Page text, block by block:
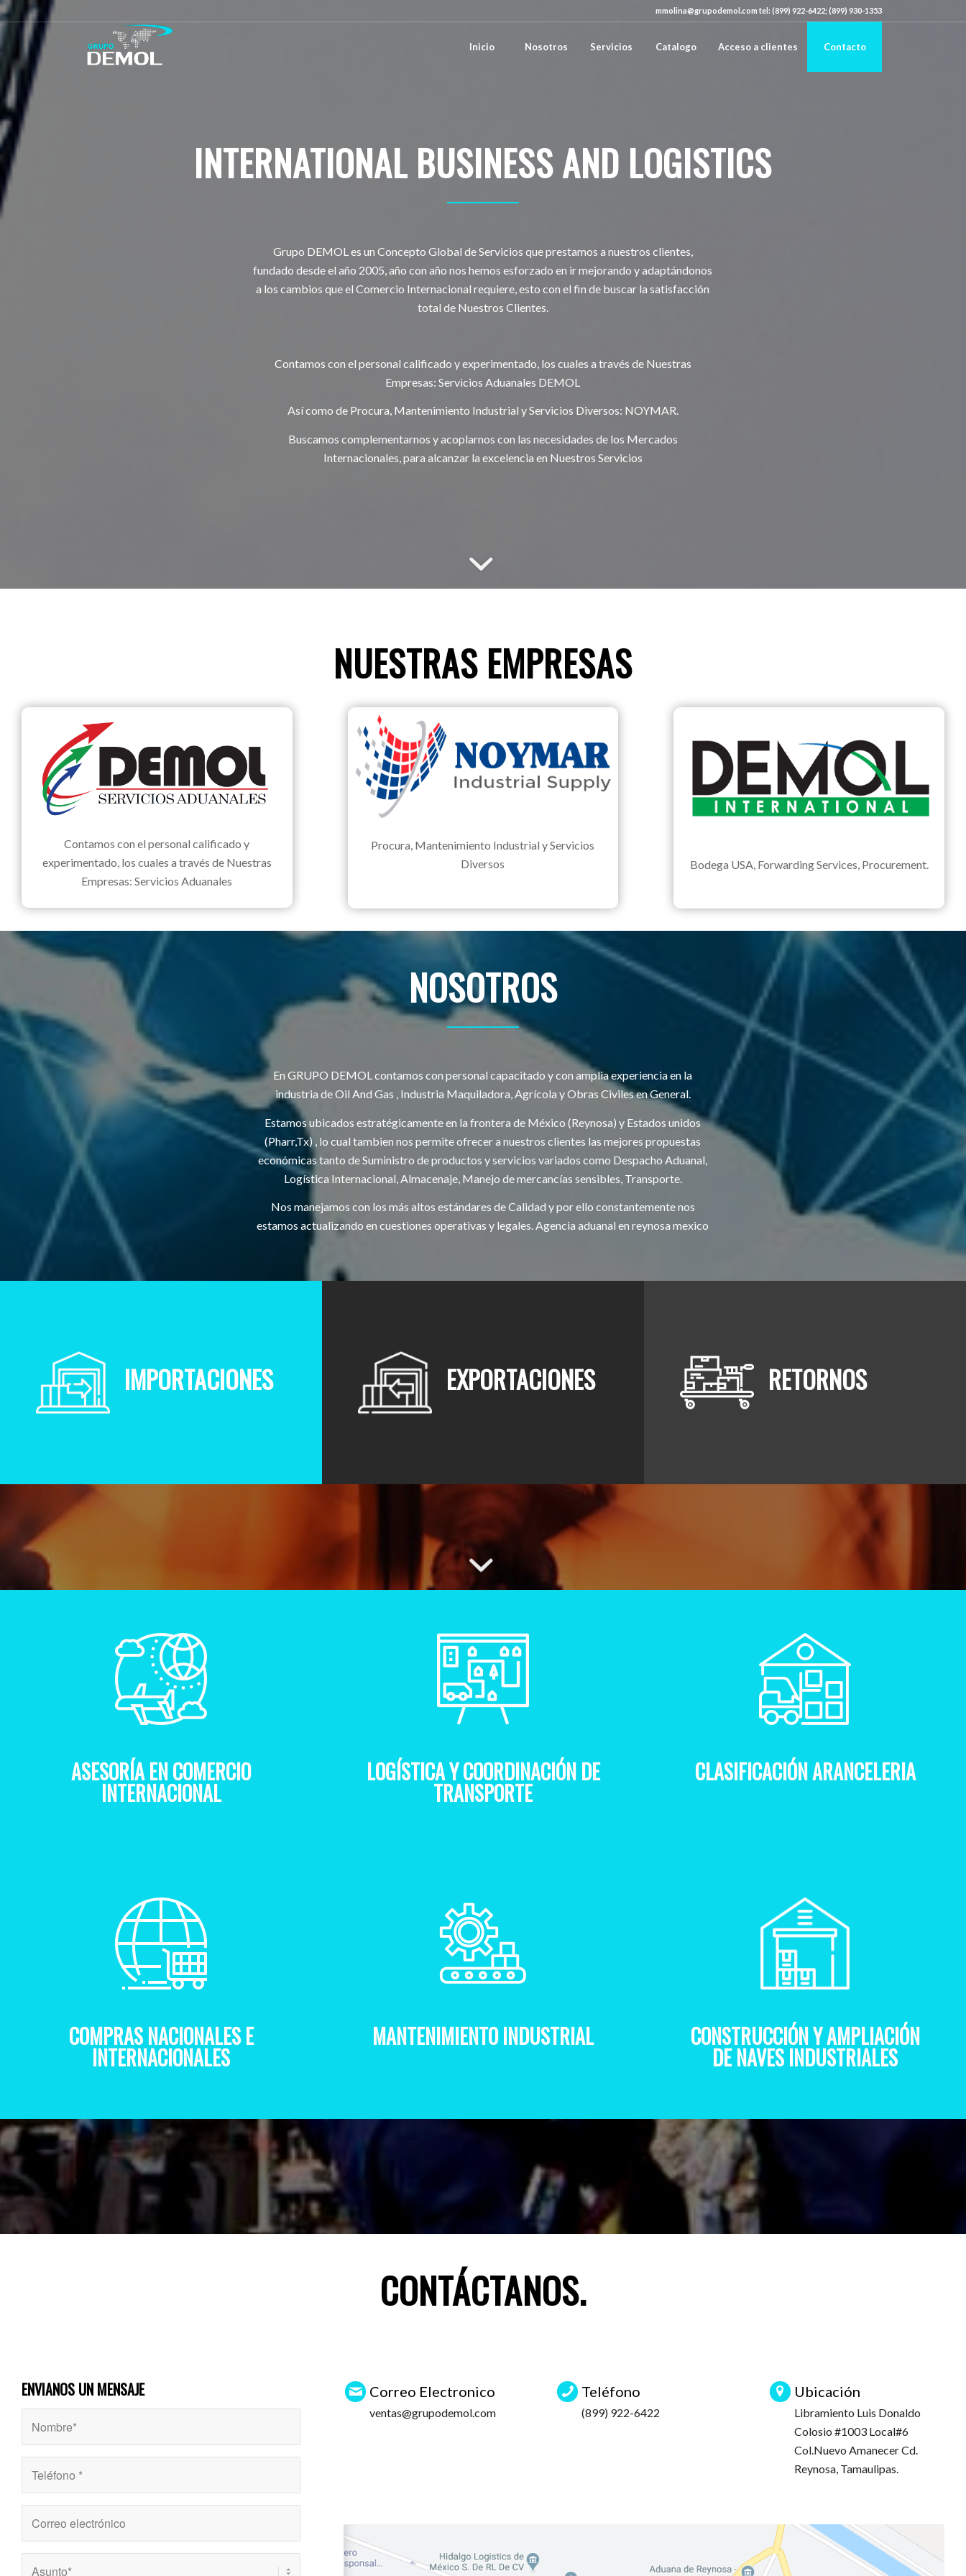
mmolina@grupodemol.com tel: (899) 922-6422; (899) 930-1353
Inicio Nosotros Servicios Catalogo Acceso a clientes Contacto
INTERNATIONAL BUSINESS AND LOGISTICS
Grupo DEMOL es un Concepto Global de Servicios que prestamos a nuestros clientes,
fundado desde el año 2005, año con año nos hemos esforzado en ir mejorando y adaptándonos
a los cambios que el Comercio Internacional requiere, esto con el fin de buscar la satisfacción
total de Nuestros Clientes.
Contamos con el personal calificado y experimentado, los cuales a través de Nuestras
Empresas: Servicios Aduanales DEMOL
Así como de Procura, Mantenimiento Industrial y Servicios Diversos: NOYMAR.
Buscamos complementarnos y acoplarnos con las necesidades de los Mercados
Internacionales, para alcanzar la excelencia en Nuestros Servicios
NUESTRAS EMPRESAS
Contamos con el personal calificado y
experimentado, los cuales a través de Nuestras
Empresas: Servicios Aduanales
Procura, Mantenimiento Industrial y Servicios
Diversos
Bodega USA, Forwarding Services, Procurement.
NOSOTROS
En GRUPO DEMOL contamos con personal capacitado y con amplia experiencia en la
industria de Oil And Gas , Industria Maquiladora, Agrícola y Obras Civiles en General.
Estamos ubicados estratégicamente en la frontera de México (Reynosa) y Estados unidos
(Pharr,Tx) , lo cual tambien nos permite ofrecer a nuestros clientes las mejores propuestas
económicas tanto de Suministro de productos y servicios variados como Despacho Aduanal,
Logística Internacional, Almacenaje, Manejo de mercancías sensibles, Transporte.
Nos manejamos con los más altos estándares de Calidad y por ello constantemente nos
estamos actualizando en cuestiones operativas y legales. Agencia aduanal en reynosa mexico
IMPORTACIONES EXPORTACIONES RETORNOS
SERVICIO PUERTA A PUERTA
ASESORÍA EN COMERCIO
INTERNACIONAL
LOGÍSTICA Y COORDINACIÓN DE
TRANSPORTE
CLASIFICACIÓN ARANCELERIA
COMPRAS NACIONALES E
INTERNACIONALES
MANTENIMIENTO INDUSTRIAL CONSTRUCCIÓN Y AMPLIACIÓN
DE NAVES INDUSTRIALES
MANTENIMIENTO INDUSTRIAL
CONTÁCTANOS.
ENVIANOS UN MENSAJE Correo Electronico
ventas@grupodemol.com
Teléfono
(899) 922-6422
Ubicación
Libramiento Luis Donaldo
Colosio #1003 Local#6
Col.Nuevo Amanecer Cd.
Reynosa, Tamaulipas.